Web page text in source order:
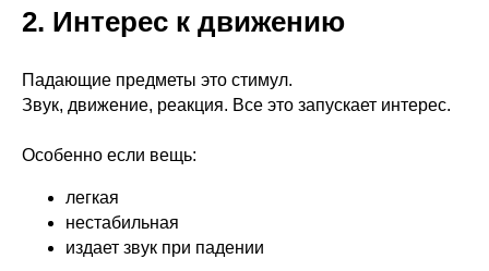
2. Интерес к движению
Падающие предметы это стимул.
Звук, движение, реакция. Все это запускает интерес.
Особенно если вещь:
легкая
нестабильная
издает звук при падении